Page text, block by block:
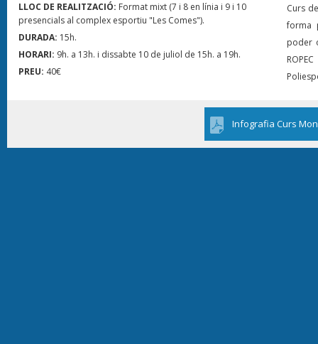
LLOC DE REALITZACIÓ: Format mixt (7 i 8 en línia i 9 i 10
presencials al complex esportiu "Les Comes").
DURADA: 15h.
HORARI: 9h. a 13h. i dissabte 10 de juliol de 15h. a 19h.
PREU: 40€
Curs
forma
poder
Infografia Curs